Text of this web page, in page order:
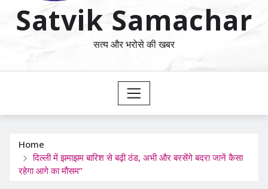
Satvik Samachar
सत्य और भरोसे की खबर
Home
दिल्ली में झमाझम बारिश से बढ़ी ठंड, अभी और बरसेंगे बदरा जानें कैसा
रहेगा आगे का मौसम”